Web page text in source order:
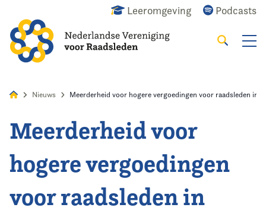
Leeromgeving Podcasts
Zoeken
Home
Agenda
Nieuws
Nieuws Meerderheid voor hogere vergoedingen voor raadsleden in
Meerderheid voor
hogere vergoedingen
voor raadsleden in